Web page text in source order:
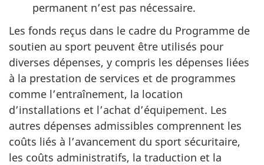
permanent n’est pas nécessaire.
Les fonds reçus dans le cadre du Programme de
soutien au sport peuvent être utilisés pour
diverses dépenses, y compris les dépenses liées
à la prestation de services et de programmes
comme l’entraînement, la location
d’installations et l’achat d’équipement. Les
autres dépenses admissibles comprennent les
coûts liés à l’avancement du sport sécuritaire,
les coûts administratifs, la traduction et la